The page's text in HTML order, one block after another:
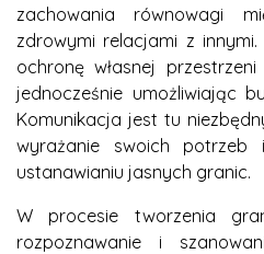
zachowania równowagi
zdrowymi relacjami z
ochronę własnej
jednocześnie umożliwiając
Komunikacja jest tu
wyrażanie swoich
ustanawianiu jasnych granic.
W procesie tworzenia
rozpoznawanie i